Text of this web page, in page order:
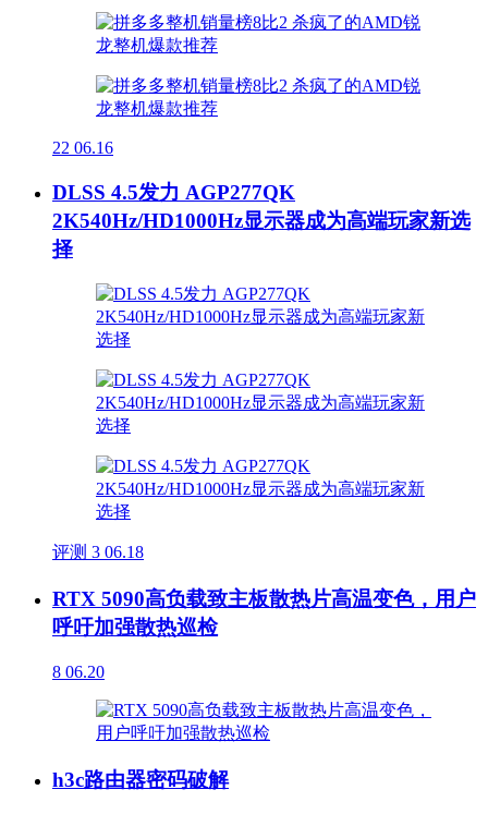
22 06.16
DLSS 4.5发力 AGP277QK
2K540Hz/HD1000Hz显示器成为高端玩家新选
择
评测 3 06.18
RTX 5090高负载致主板散热片高温变色，用户
呼吁加强散热巡检
8 06.20
h3c路由器密码破解